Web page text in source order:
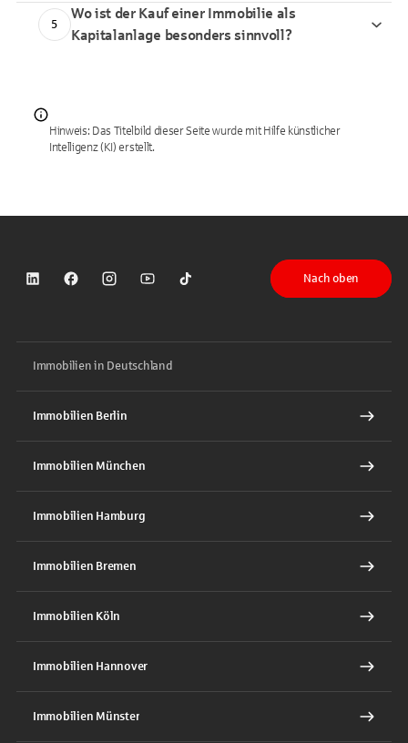
5
Wo ist der Kauf einer Immobilie als
Kapitalanlage besonders sinnvoll?
Hinweis: Das Titelbild dieser Seite wurde mit Hilfe künstlicher
Intelligenz (KI) erstellt.
Sparkasse auf LinkedIn
Sparkasse auf Facebook
Sparkasse auf Instagram
Sparkasse auf YouTube
Sparkasse auf TikTok
Nach oben
Immobilien in Deutschland
Immobilien Berlin
Immobilien München
Immobilien Hamburg
Immobilien Bremen
Immobilien Köln
Immobilien Hannover
Immobilien Münster